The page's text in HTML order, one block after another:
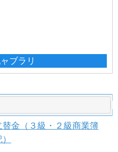
ブラリ
替金（３級・２級商業簿